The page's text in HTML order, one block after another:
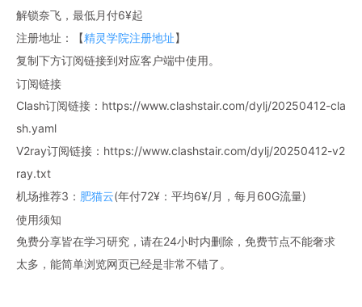
解锁奈飞，最低月付6¥起
注册地址：【精灵学院注册地址】
复制下方订阅链接到对应客户端中使用。
订阅链接
Clash订阅链接：https://www.clashstair.com/dylj/20250412-cla
sh.yaml
V2ray订阅链接：https://www.clashstair.com/dylj/20250412-v2
ray.txt
机场推荐3： 肥猫云(年付72¥：平均6¥/月，每月60G流量)
使用须知
免费分享皆在学习研究，请在24小时内删除，免费节点不能奢求
太多，能简单浏览网页已经是非常不错了。